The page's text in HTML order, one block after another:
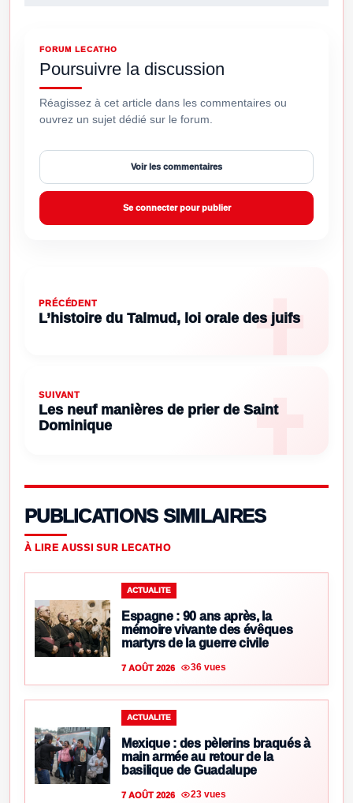
FORUM LECATHO
Poursuivre la discussion
Réagissez à cet article dans les commentaires ou
ouvrez un sujet dédié sur le forum.
Voir les commentaires
Se connecter pour publier
PRÉCÉDENT
L’histoire du Talmud, loi orale des juifs
SUIVANT
Les neuf manières de prier de Saint
Dominique
PUBLICATIONS SIMILAIRES
À LIRE AUSSI SUR LECATHO
ACTUALITE
Espagne : 90 ans après, la
mémoire vivante des évêques
martyrs de la guerre civile
7 AOÛT 2026 36 vues
ACTUALITE
Mexique : des pèlerins braqués à
main armée au retour de la
basilique de Guadalupe
7 AOÛT 2026 23 vues